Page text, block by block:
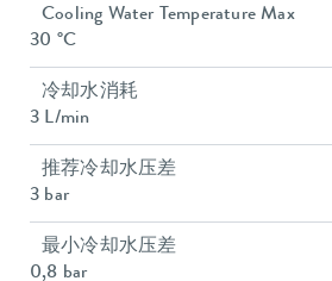
Cooling Water Temperature Max
30 °C
冷却水消耗
3 L/min
推荐冷却水压差
3 bar
最小冷却水压差
0,8 bar